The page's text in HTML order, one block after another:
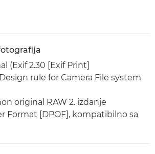
(Exif 2.30 [Exif Print]
rule for Camera File system
original RAW 2. izdanje
Format [DPOF], kompatibilno sa